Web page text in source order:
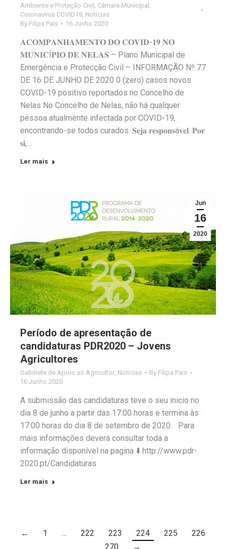
Ambiente e Proteção Civil , Câmara Municipal ,
Coronavirus COVID19, Notícias
By Filipa Pais 16 Junho 2020
𝐀𝐂𝐎𝐌𝐏𝐀𝐍𝐇𝐀𝐌𝐄𝐍𝐓𝐎 𝐃𝐎 𝐂𝐎𝐕𝐈𝐃-𝟏𝟗 𝐍𝐎
𝐌𝐔𝐍𝐈𝐂Í𝐏𝐈𝐎 𝐃𝐄 𝐍𝐄𝐋𝐀𝐒 – Plano Municipal de
Emergência e Protecção Civil – INFORMAÇÃO Nº 77
DE 16 DE JUNHO DE 2020 0 (zero) casos novos
COVID-19 positivo reportados no Concelho de
Nelas No Concelho de Nelas, não há qualquer
pessoa atualmente infectada por COVID-19,
encontrando-se todos curados. 𝐒𝐞𝐣𝐚 𝐫𝐞𝐬𝐩𝐨𝐧𝐬á𝐯𝐞𝐥. 𝐏𝐨𝐫
𝐬𝐢,…
Ler mais
Jun
16
2020
Período de apresentação de
candidaturas PDR2020 – Jovens
Agricultores
Gabinete de Apoio ao Agricultor Notícias By Filipa Pais
16 Junho 2020
A submissão das candidaturas teve o seu inicio no
dia 8 de junho a partir das 17:00 horas e termina às
17:00 horas do dia 8 de setembro de 2020. Para
mais informações deverá consultar toda a
informação disponível na pagina ⬇️ http://www.pdr-
2020.pt/Candidaturas
Ler mais
← 1 … 222 223 224 225
226
…
270 →